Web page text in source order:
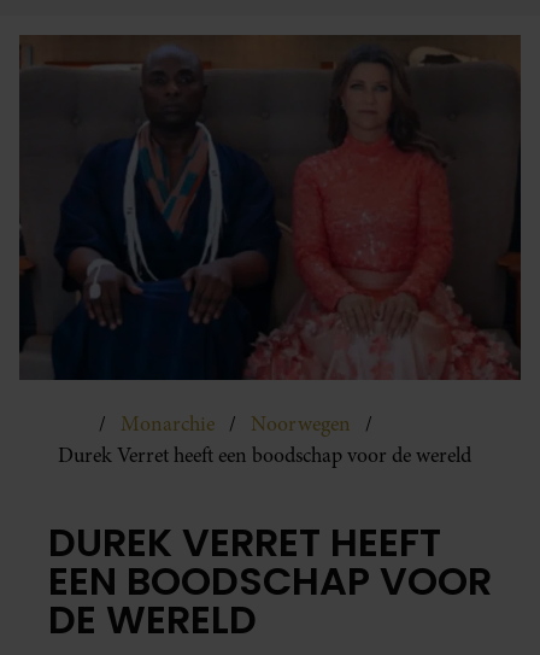
Monarchie
Noorwegen
Durek Verret heeft een boodschap voor de wereld
DUREK VERRET HEEFT
EEN BOODSCHAP VOOR
DE WERELD